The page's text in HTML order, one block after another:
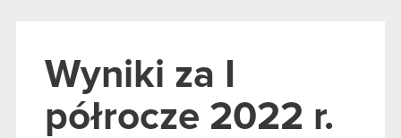
Wyniki za I
półrocze 2022 r.